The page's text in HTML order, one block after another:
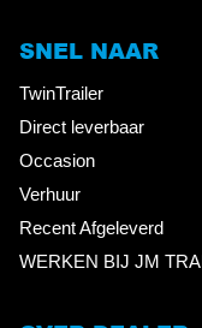
SNEL NAAR
TwinTrailer
Direct leverbaar
Occasion
Verhuur
Recent Afgeleverd
WERKEN BIJ JM